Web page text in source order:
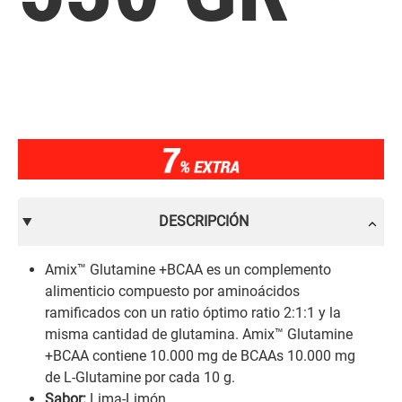
DESCRIPCIÓN
Amix™ Glutamine +BCAA es un complemento
alimenticio compuesto por aminoácidos
ramificados con un ratio óptimo ratio 2:1:1 y la
misma cantidad de glutamina. Amix™ Glutamine
+BCAA contiene 10.000 mg de BCAAs 10.000 mg
de L-Glutamine por cada 10 g.